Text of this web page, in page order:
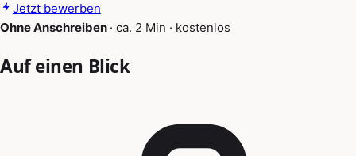
Jetzt bewerben
Ohne Anschreiben · ca. 2 Min · kostenlos
Auf einen Blick